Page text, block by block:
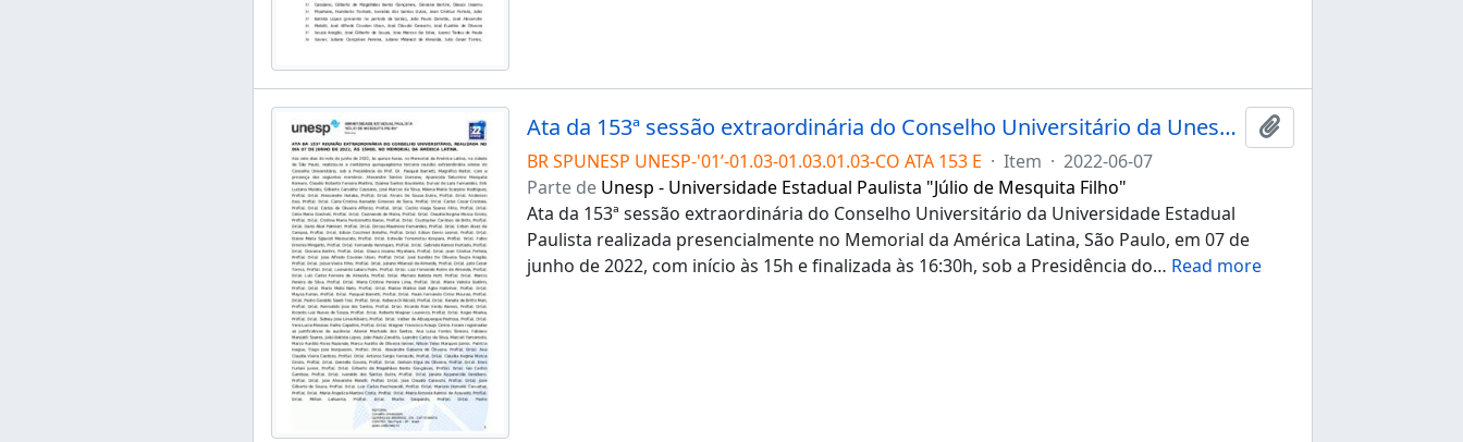
Ata da 153ª sessão extraordinária do Conselho Universitário da Unesp de 07/06/2022
Adicionar à área de
BR SPUNESP UNESP-'01’-01.03-01.03.01.03-CO ATA 153 E · Item · 2022-06-07
Parte de Unesp - Universidade Estadual Paulista "Júlio de Mesquita Filho"
Ata da 153ª sessão extraordinária do Conselho Universitário da Universidade Estadual
Paulista realizada presencialmente no Memorial da América Latina, São Paulo, em 07 de
junho de 2022, com início às 15h e finalizada às 16:30h, sob a Presidência do… Read more